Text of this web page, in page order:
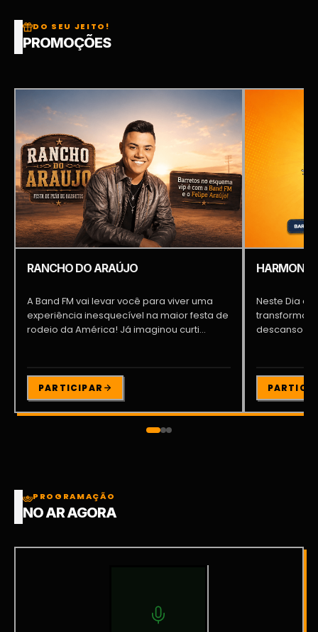
DO SEU JEITO!
PROMOÇÕES
RANCHO DO ARAÚJO
A Band FM vai levar você para viver uma
experiência inesquecível na maior festa de
rodeio da América! Já imaginou curti...
PARTICIPAR
Neste Dia
transformar
descanso
PROGRAMAÇÃO
NO AR AGORA